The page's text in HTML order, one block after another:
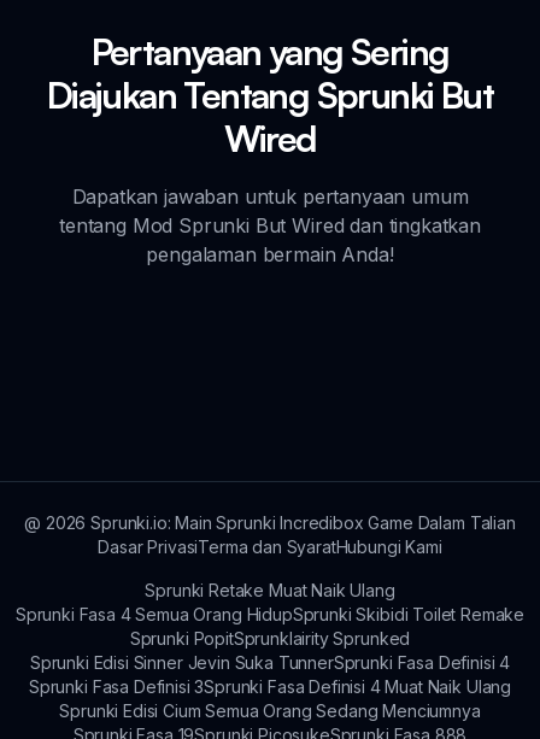
Pertanyaan yang Sering
Diajukan Tentang Sprunki But
Wired
Dapatkan jawaban untuk pertanyaan umum
tentang Mod Sprunki But Wired dan tingkatkan
pengalaman bermain Anda!
@ 2026 Sprunki.io: Main Sprunki Incredibox Game Dalam Talian
Dasar PrivasiTerma dan SyaratHubungi Kami
Sprunki Retake Muat Naik Ulang
Sprunki Fasa 4 Semua Orang HidupSprunki Skibidi Toilet Remake
Sprunki PopitSprunklairity Sprunked
Sprunki Edisi Sinner Jevin Suka TunnerSprunki Fasa Definisi 4
Sprunki Fasa Definisi 3Sprunki Fasa Definisi 4 Muat Naik Ulang
Sprunki Edisi Cium Semua Orang Sedang Menciumnya